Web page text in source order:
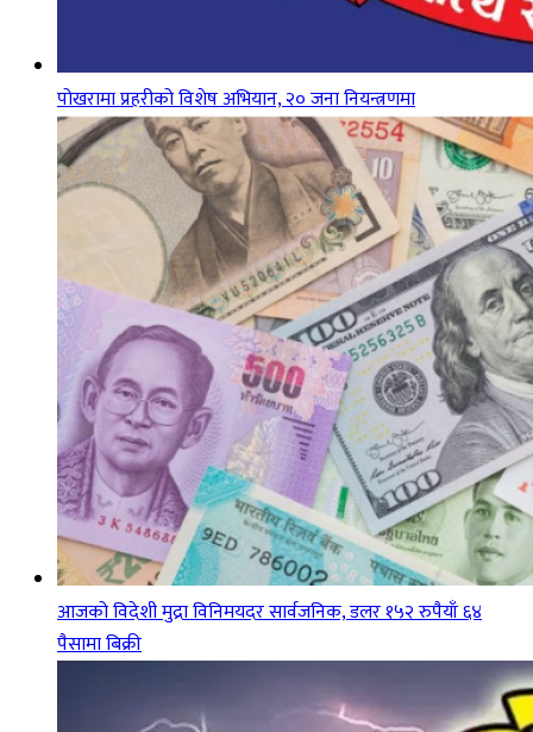
पोखरामा प्रहरीको विशेष अभियान, २० जना नियन्त्रणमा
आजको विदेशी मुद्रा विनिमयदर सार्वजनिक, डलर १५२ रुपैयाँ ६४
पैसामा बिक्री